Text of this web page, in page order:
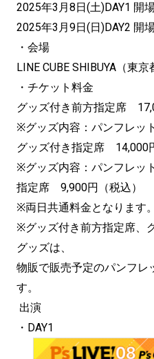
2025年3月8日(土)DAY1 開
2025年3月9日(日)DAY2 開
・会場
LINE CUBE SHIBUYA（東
・チケット料金
グッズ付き前方指定席
※グッズ内容：パンフレッ
グッズ付き指定席 14,000
※グッズ内容：パンフレット
指定席 9,900円（税込）
※両日共通料金となります。
※グッズ付き前方指定席、
グッズは、
物販で販売予定のパンフレ
す。
出演
・DAY1